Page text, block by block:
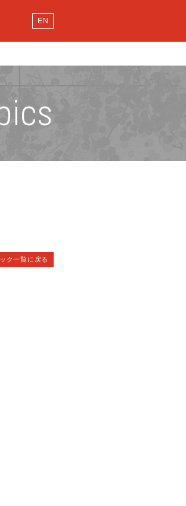
EN
ック一覧に戻る